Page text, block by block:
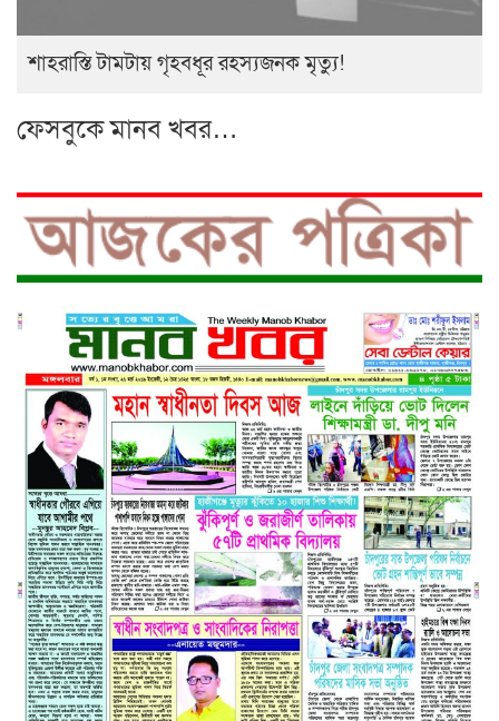
শাহরাস্তি টামটায় গৃহবধূর রহস্যজনক মৃত্যু!
ফেসবুকে মানব খবর…